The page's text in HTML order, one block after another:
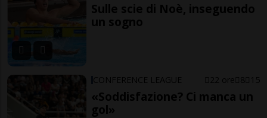
Sulle scie di Noè, inseguendo
un sogno
CONFERENCE LEAGUE 22 ore 8 15
«Soddisfazione? Ci manca un
gol»